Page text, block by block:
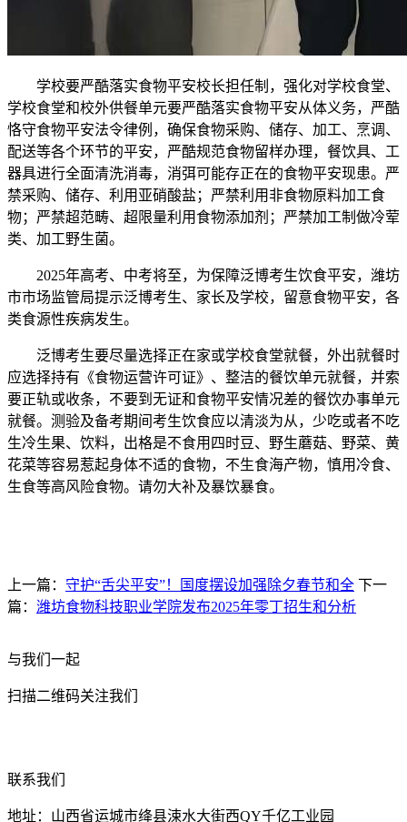
学校要严酷落实食物平安校长担任制，强化对学校食堂、
学校食堂和校外供餐单元要严酷落实食物平安从体义务，严酷
恪守食物平安法令律例，确保食物采购、储存、加工、烹调、
配送等各个环节的平安，严酷规范食物留样办理，餐饮具、工
器具进行全面清洗消毒，消弭可能存正在的食物平安现患。严
禁采购、储存、利用亚硝酸盐；严禁利用非食物原料加工食
物；严禁超范畴、超限量利用食物添加剂；严禁加工制做冷荤
类、加工野生菌。
2025年高考、中考将至，为保障泛博考生饮食平安，潍坊
市市场监管局提示泛博考生、家长及学校，留意食物平安，各
类食源性疾病发生。
泛博考生要尽量选择正在家或学校食堂就餐，外出就餐时
应选择持有《食物运营许可证》、整洁的餐饮单元就餐，并索
要正轨或收条，不要到无证和食物平安情况差的餐饮办事单元
就餐。测验及备考期间考生饮食应以清淡为从，少吃或者不吃
生冷生果、饮料，出格是不食用四时豆、野生蘑菇、野菜、黄
花菜等容易惹起身体不适的食物，不生食海产物，慎用冷食、
生食等高风险食物。请勿大补及暴饮暴食。
上一篇： 守护“舌尖平安”！国度摆设加强除夕春节和全 下一
篇： 潍坊食物科技职业学院发布2025年零丁招生和分析
与我们一起
扫描二维码关注我们
联系我们
地址：山西省运城市绛县涑水大街西QY千亿工业园